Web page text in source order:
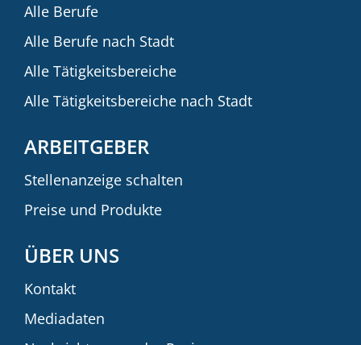
Alle Berufe
Alle Berufe nach Stadt
Alle Tätigkeitsbereiche
Alle Tätigkeitsbereiche nach Stadt
ARBEITGEBER
Stellenanzeige schalten
Preise und Produkte
ÜBER UNS
Kontakt
Mediadaten